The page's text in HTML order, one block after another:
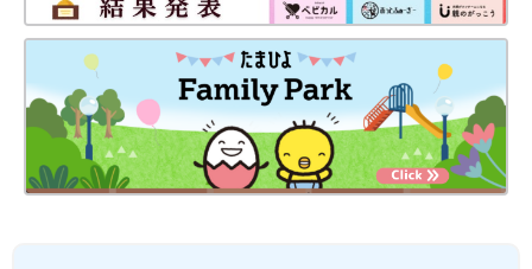
薬の副作用で起こることがありますが、短時間で解消することが
ほとんどです。麻酔開始時におなかに食べ物が入っていると起こ
りやすいため、無痛分娩中は指定の飲み物以外は口にしないこと
で、嘔吐による誤嚥性肺炎を予防します。
発熱